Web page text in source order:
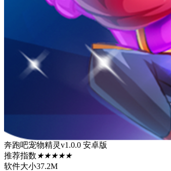
奔跑吧宠物精灵v1.0.0 安卓版
推荐指数 ★★★★★
软件大小37.2M